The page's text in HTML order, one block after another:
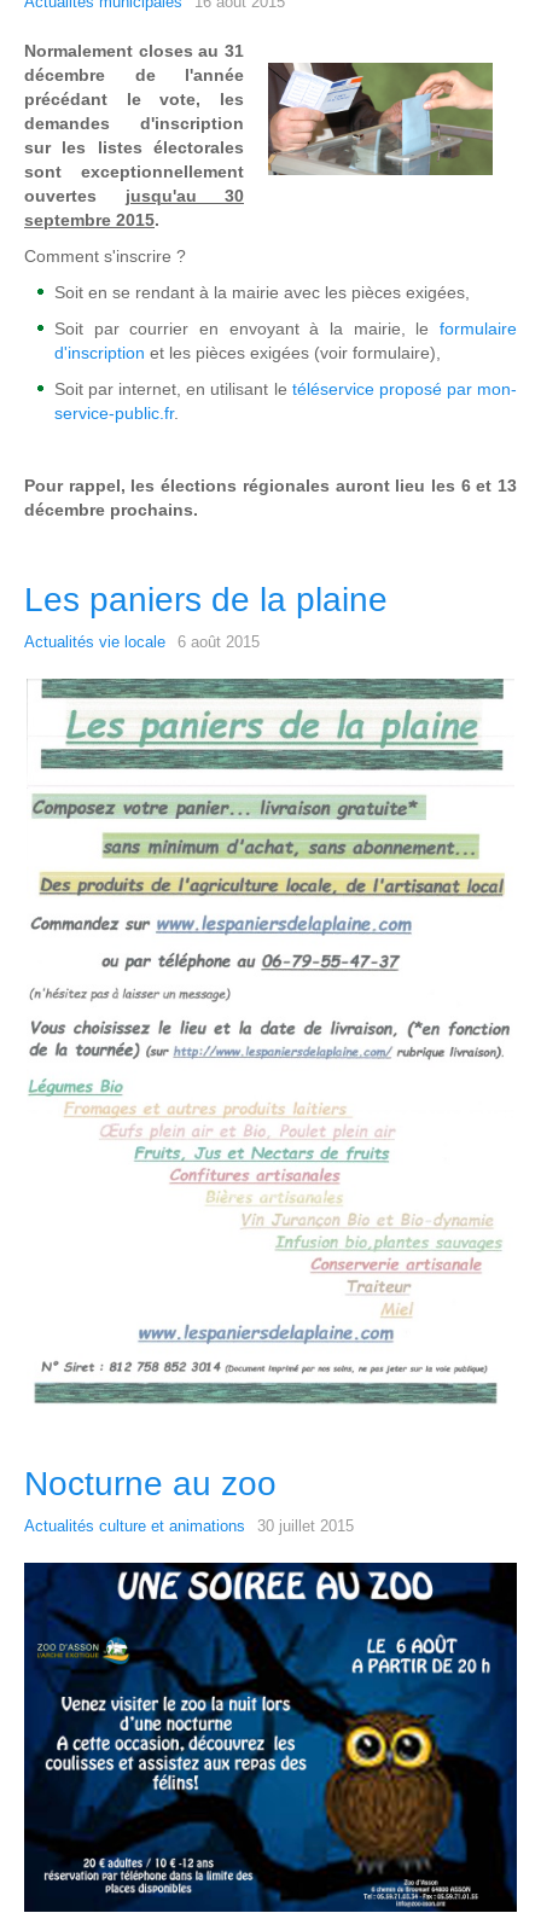
Normalement closes au 31
décembre de l'année
précédant le vote, les
demandes d'inscription
sur les listes électorales
sont exceptionnellement
ouvertes jusqu'au 30
septembre 2015.
Comment s'inscrire ?
Soit en se rendant à la mairie avec les pièces exigées,
Soit par courrier en envoyant à la mairie, le formulaire
d'inscription et les pièces exigées (voir formulaire),
Soit par internet, en utilisant le téléservice proposé par mon-
service-public.fr.
Pour rappel, les élections régionales auront lieu les 6 et 13
décembre prochains.
Les paniers de la plaine
Actualités vie locale 6 août 2015
Nocturne au zoo
Actualités culture et animations 30 juillet 2015